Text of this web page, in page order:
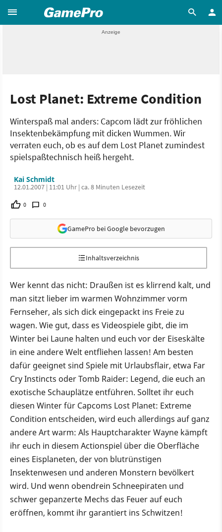
Lost Planet: Extreme Condition
Winterspaß mal anders: Capcom lädt zur fröhlichen
Insektenbekämpfung mit dicken Wummen. Wir
verraten euch, ob es auf dem Lost Planet zumindest
spielspaßtechnisch heiß hergeht.
Kai Schmidt
12.01.2007 | 11:01 Uhr | ca. 8 Minuten Lesezeit
0 0
GamePro bei Google bevorzugen
Inhaltsverzeichnis
Wer kennt das nicht: Draußen ist es klirrend kalt, und
man sitzt lieber im warmen Wohnzimmer vorm
Fernseher, als sich dick eingepackt ins Freie zu
wagen. Wie gut, dass es Videospiele gibt, die im
Winter bei Laune halten und euch vor der Eiseskälte
in eine andere Welt entfliehen lassen! Am besten
dafür geeignet sind Spiele mit Urlaubsflair, etwa Far
Cry Instincts oder Tomb Raider: Legend, die euch an
exotische Schauplätze entführen. Solltet ihr euch
diesen Winter für Capcoms Lost Planet: Extreme
Condition entscheiden, wird euch allerdings auf ganz
andere Art warm: Als Hauptcharakter Wayne kämpft
ihr euch in diesem Actionspiel über die Oberfläche
eines Eisplaneten, der von blutrünstigen
Insektenwesen und anderen Monstern bevölkert
wird. Und wenn obendrein Schneepiraten und
schwer gepanzerte Mechs das Feuer auf euch
eröffnen, kommt ihr garantiert ins Schwitzen!